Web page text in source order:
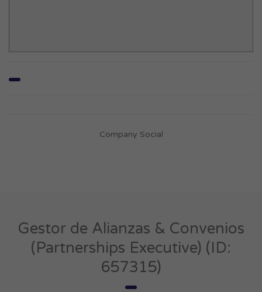
Company Social
Gestor de Alianzas & Convenios
(Partnerships Executive) (ID:
657315)